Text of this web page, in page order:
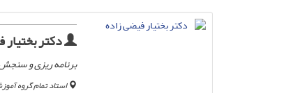
دکتر
برنامه ریزی و
استاد تمام گروه